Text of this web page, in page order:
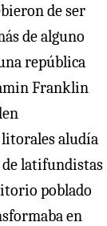
de ser
de alguno
república
Franklin
aludía
de latifundistas
poblado
en